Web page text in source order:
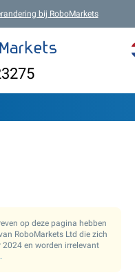
bij RoboMarkets
op deze pagina hebben
RoboMarkets Ltd die zich
en worden irrelevant